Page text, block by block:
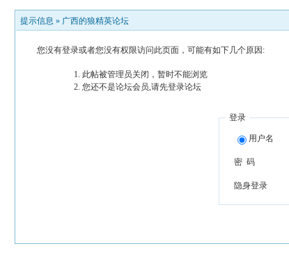
提示信息 » 广西的狼精英论坛
您没有登录或者您没有权限访问此页面，可能有如下几个原因:
此帖被管理员关闭，暂时不能浏览
您还不是论坛会员,请先登录论坛
登录
用户名
密 码
隐身登录